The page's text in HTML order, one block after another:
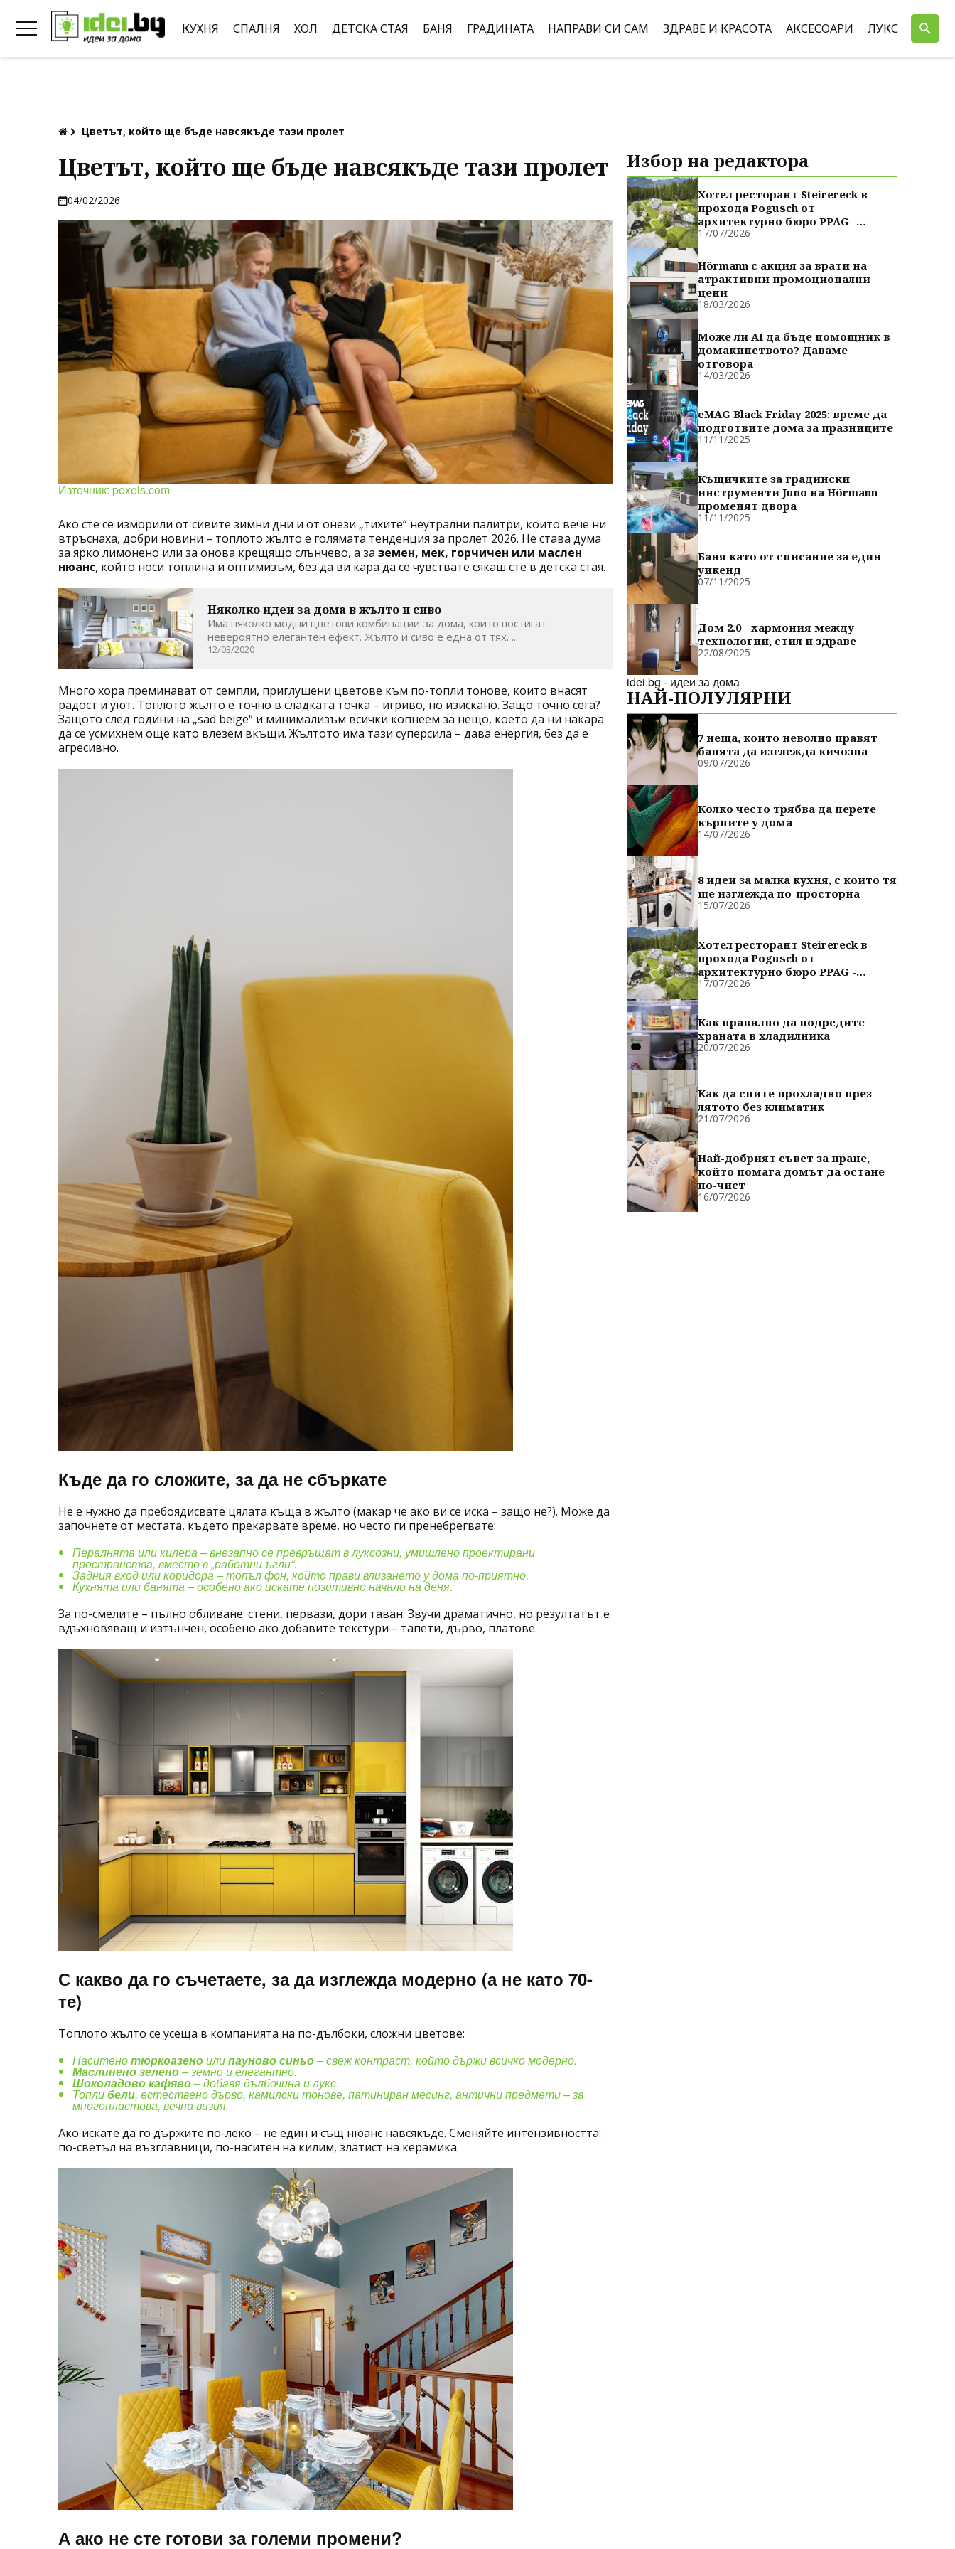
КУХНЯ СПАЛНЯ ХОЛ ДЕТСКА СТАЯ БАНЯ ГРАДИНАТА НАПРАВИ СИ САМ ЗДРАВЕ И КРАСОТА АКСЕСОАРИ ЛУКС
Цветът, който ще бъде навсякъде тази пролет
Цветът, който ще бъде навсякъде тази пролет
04/02/2026
Източник: pexels.com
Ако сте се изморили от сивите зимни дни и от онези „тихите“ неутрални палитри, които вече ни
втръснаха, добри новини – топлото жълто е голямата тенденция за пролет 2026. Не става дума
за ярко лимонено или за онова крещящо слънчево, а за земен, мек, горчичен или маслен
нюанс, който носи топлина и оптимизъм, без да ви кара да се чувствате сякаш сте в детска стая.
Няколко идеи за дома в жълто и сиво
Има няколко модни цветови комбинации за дома, които постигат
невероятно елегантен ефект. Жълто и сиво е една от тях. ...
12/03/2020
Много хора преминават от семпли, приглушени цветове към по-топли тонове, които внасят
радост и уют. Топлото жълто е точно в сладката точка – игриво, но изискано. Защо точно сега?
Защото след години на „sad beige“ и минимализъм всички копнеем за нещо, което да ни накара
да се усмихнем още като влезем вкъщи. Жълтото има тази суперсила – дава енергия, без да е
агресивно.
Къде да го сложите, за да не сбъркате
Не е нужно да пребоядисвате цялата къща в жълто (макар че ако ви се иска – защо не?). Може да
започнете от местата, където прекарвате време, но често ги пренебрегвате:
Пералнята или килера – внезапно се превръщат в луксозни, умишлено проектирани
пространства, вместо в „работни ъгли“.
Задния вход или коридора – топъл фон, който прави влизането у дома по-приятно.
Кухнята или банята – особено ако искате позитивно начало на деня.
За по-смелите – пълно обливане: стени, первази, дори таван. Звучи драматично, но резултатът е
вдъхновяващ и изтънчен, особено ако добавите текстури – тапети, дърво, платове.
С какво да го съчетаете, за да изглежда модерно (а не като 70-
те)
Топлото жълто се усеща в компанията на по-дълбоки, сложни цветове:
Наситенотюркоазеноилипауново синьо– свеж контраст, който държи всичко модерно.
Маслинено зелено– земно и елегантно.
Шоколадово кафяво– добавя дълбочина и лукс.
Топлибели, естествено дърво, камилски тонове, патиниран месинг, антични предмети – за
многопластова, вечна визия.
Ако искате да го държите по-леко – не един и същ нюанс навсякъде. Сменяйте интензивността:
по-светъл на възглавници, по-наситен на килим, златист на керамика.
А ако не сте готови за големи промени?
Избор на редактора
Хотел ресторант Steirereck в
прохода Pogusch от
архитектурно бюро PPAG -
духовно сродни
17/07/2026
Hörmann с акция за врати на
атрактивни промоционални
цени
18/03/2026
Може ли AI да бъде помощник в
домакинството? Даваме
отговора
14/03/2026
eMAG Black Friday 2025: време да
подготвите дома за празниците
11/11/2025
Къщичките за градински
инструменти Juno на Hörmann
променят двора
11/11/2025
Баня като от списание за един
уикенд
07/11/2025
Дом 2.0 - хармония между
технологии, стил и здраве
22/08/2025
idei.bg - идеи за дома
НАЙ-ПОЛУЛЯРНИ
7 неща, които неволно правят
банята да изглежда кичозна
09/07/2026
Колко често трябва да перете
кърпите у дома
14/07/2026
8 идеи за малка кухня, с които тя
ще изглежда по-просторна
15/07/2026
Хотел ресторант Steirereck в
прохода Pogusch от
архитектурно бюро PPAG -
духовно сродни
17/07/2026
Как правилно да подредите
храната в хладилника
20/07/2026
Как да спите прохладно през
лятото без климатик
21/07/2026
Най-добрият съвет за пране,
който помага домът да остане
по-чист
16/07/2026